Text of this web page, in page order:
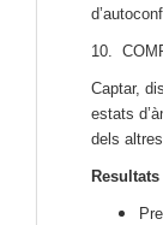
10.
Captar,
estats
dels